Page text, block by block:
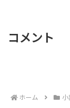
コメント
ホーム 小